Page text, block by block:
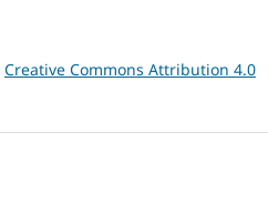
Creative Commons Attribution 4.0